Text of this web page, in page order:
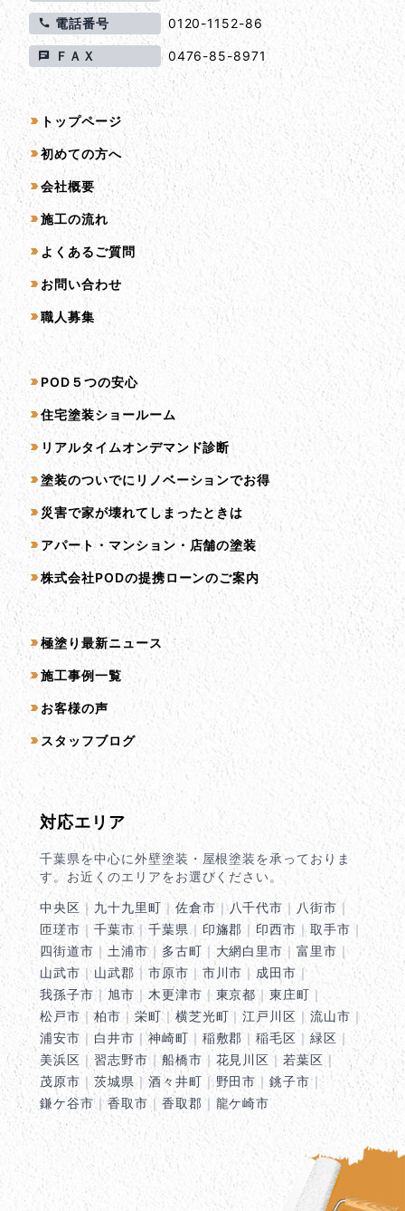
電話番号 0120-1152-86
ＦＡＸ 0476-85-8971
サイトマップ
トップページ
初めての方へ
会社概要
施工の流れ
よくあるご質問
お問い合わせ
職人募集
サービス一覧
POD５つの安心
住宅塗装ショールーム
リアルタイムオンデマンド診断
塗装のついでにリノベーションでお得
災害で家が壊れてしまったときは
アパート・マンション・店舗の塗装
株式会社PODの提携ローンのご案内
コンテンツ一覧
極塗り最新ニュース
施工事例一覧
お客様の声
スタッフブログ
対応エリア
千葉県を中心に外壁塗装・屋根塗装を承っておりま
す。お近くのエリアをお選びください。
中央区 ｜ 九十九里町 ｜ 佐倉市｜八千代市 ｜ 八街市 ｜
匝瑳市 ｜千葉市 ｜千葉県 ｜ 印旛郡 ｜ 印西市 ｜取手市 ｜
四街道市 ｜ 土浦市｜ 多古町 ｜ 大網白里市｜富里市 ｜
山武市 ｜ 山武郡 ｜ 市原市 ｜ 市川市 ｜ 成田市 ｜
我孫子市｜ 旭市｜ 木更津市 ｜東京都 ｜東庄町 ｜
松戸市｜柏市｜栄町｜ 横芝光町｜江戸川区 ｜流山市 ｜
浦安市 ｜ 白井市 ｜神崎町 ｜ 稲敷郡｜稲毛区 ｜緑区 ｜
美浜区 ｜ 習志野市｜船橋市 ｜ 花見川区 ｜若葉区 ｜
茂原市 ｜ 茨城県 ｜ 酒々井町 ｜ 野田市 ｜銚子市｜
鎌ケ谷市｜香取市｜ 香取郡 ｜ 龍ケ崎市